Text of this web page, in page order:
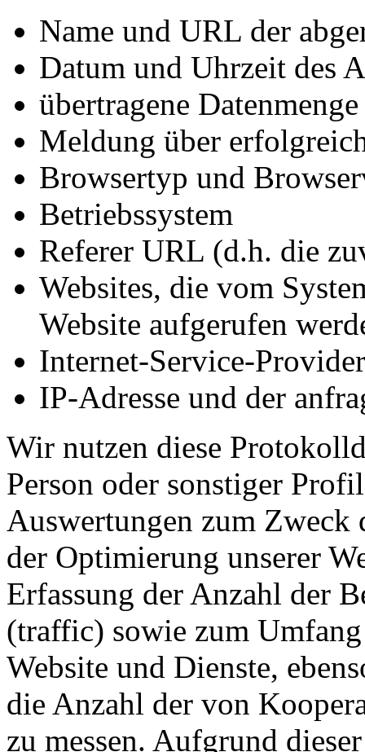
Name und URL der
Datum und Uhrzeit des
übertragene Datenmenge
Meldung über
Browsertyp und
Betriebssystem
Referer URL (d.h. die
Websites, die vom
Website aufgerufen
Internet-Service-
IP-Adresse und der
Wir nutzen diese
Person oder sonstiger
Auswertungen zum Zweck
der Optimierung unserer
Erfassung der Anzahl der
(traffic) sowie zum
Website und Dienste,
die Anzahl der von
zu messen. Aufgrund